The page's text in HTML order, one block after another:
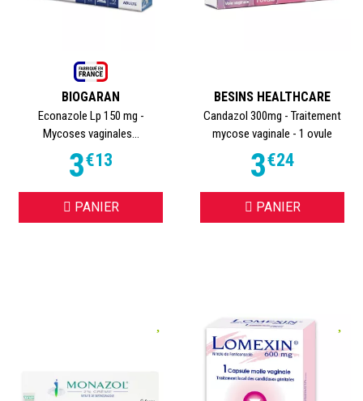
BIOGARAN
Econazole Lp 150 mg -
Mycoses vaginales...
3€13
PANIER
BESINS HEALTHCARE
Candazol 300mg - Traitement
mycose vaginale - 1 ovule
3€24
PANIER